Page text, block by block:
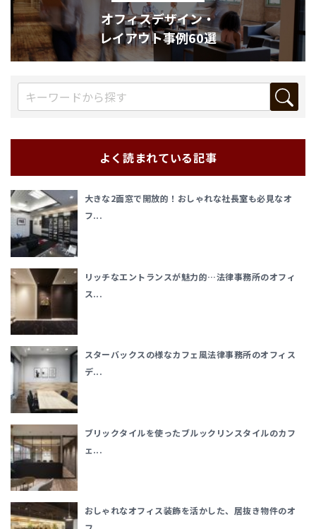
オフィスデザイン・
レイアウト事例60選
よく読まれている記事
大きな2面窓で開放的！おしゃれな社長室も必見なオ
フ...
リッチなエントランスが魅力的…法律事務所のオフィ
ス...
スターバックスの様なカフェ風法律事務所のオフィス
デ...
ブリックタイルを使ったブルックリンスタイルのカフ
ェ...
おしゃれなオフィス装飾を活かした、居抜き物件のオ